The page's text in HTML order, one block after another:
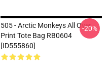
505 - Arctic Monkeys All Over
Print Tote Bag RB0604
[ID555860]
-20%